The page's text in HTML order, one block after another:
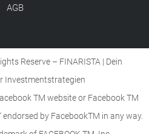
AGB
Reserve – FINARISTA | Dein
Investmentstrategien
TM website or Facebook TM
by FacebookTM in any way.